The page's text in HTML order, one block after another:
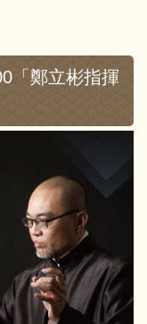
「鄭立彬指揮